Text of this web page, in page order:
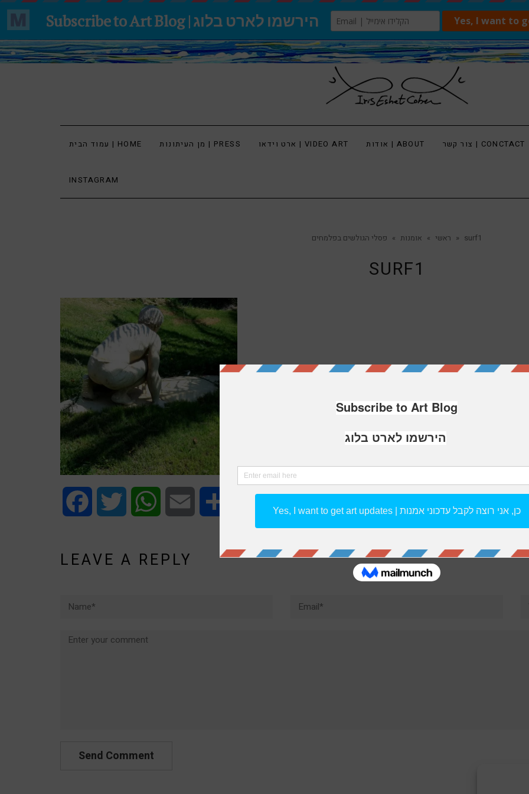
עמוד הבית | HOME מן העיתונות | PRESS ארט וידאו | VIDEO ART אודות | ABOUT צור קשר | CONCTACT
INSTAGRAM
ראשי » אומנות » פסלי הגולשים בפלמחים » surf1
SURF1
Facebook Twitter WhatsApp Email
LEAVE A REPLY
Comment